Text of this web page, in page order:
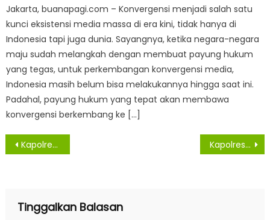
Jakarta, buanapagi.com – Konvergensi menjadi salah satu
kunci eksistensi media massa di era kini, tidak hanya di
Indonesia tapi juga dunia. Sayangnya, ketika negara-negara
maju sudah melangkah dengan membuat payung hukum
yang tegas, untuk perkembangan konvergensi media,
Indonesia masih belum bisa melakukannya hingga saat ini.
Padahal, payung hukum yang tepat akan membawa
konvergensi berkembang ke […]
Navigasi
Kapolresta Deli Serdang Pimpin Tim Satgas Patroli Antisipasi Gangguan Kamtibmas Kapolresta Deli Serdang Sambangi Warga Tak Mampu
Tinggalkan Balasan